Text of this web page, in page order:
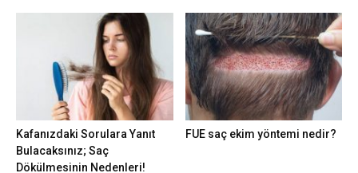
Kafanızdaki Sorulara Yanıt
Bulacaksınız; Saç
Dökülmesinin Nedenleri!
FUE saç ekim yöntemi nedir?